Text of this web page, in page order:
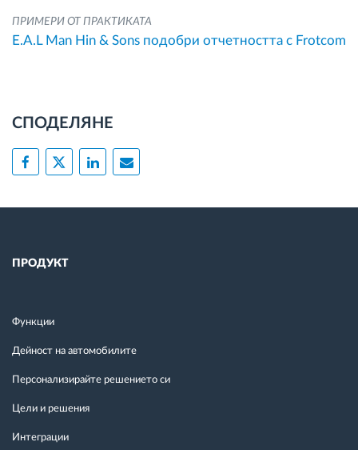
ПРИМЕРИ ОТ ПРАКТИКАТА
E.A.L Man Hin & Sons подобри отчетността с Frotcom
СПОДЕЛЯНЕ
ПРОДУКТ
Функции
Дейност на автомобилите
Персонализирайте решението си
Цели и решения
Интеграции